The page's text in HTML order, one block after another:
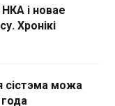
і новае
Хронікі
сістэма можа